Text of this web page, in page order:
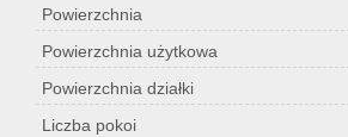
Powierzchnia
Powierzchnia użytkowa
Powierzchnia działki
Liczba pokoi